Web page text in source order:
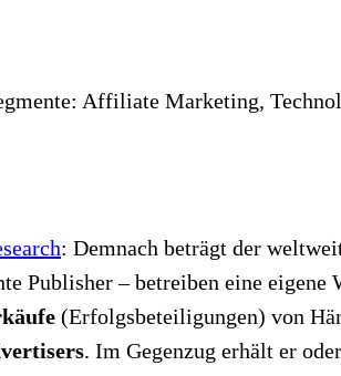
Affiliate Marketing,
: Demnach beträgt der
Publisher – betreiben eine
(Erfolgsbeteiligungen) von
. Im Gegenzug erhält er